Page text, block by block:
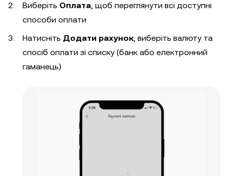
Виберіть Оплата, щоб переглянути всі доступні
способи оплати
Натисніть Додати рахунок, виберіть валюту та
спосіб оплати зі списку (банк або електронний
гаманець)